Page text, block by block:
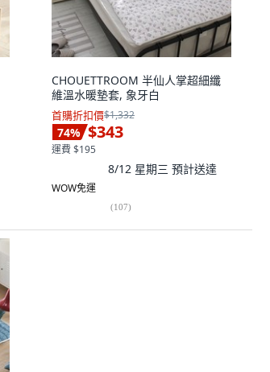
CHOUETTROOM 半仙人掌超細纖
維溫水暖墊套, 象牙白
首購折扣價$1,332
74% $343
運費 $195
8/12 星期三 預計送達
WOW免運
(107)